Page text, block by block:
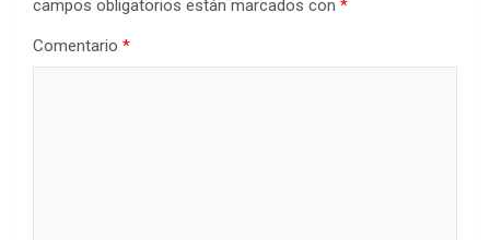
campos obligatorios están marcados con *
Comentario *